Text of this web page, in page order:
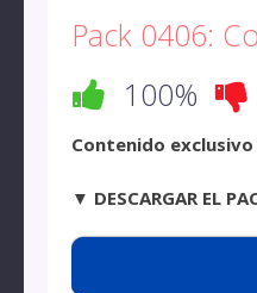
Pack 0406:
100%
Contenido
▼ DESCARGAR EL